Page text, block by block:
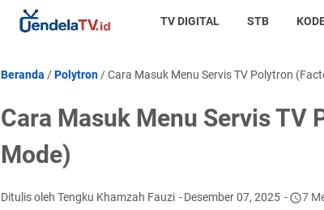
TV DIGITAL STB
Beranda /Polytron /Cara Masuk Menu Servis TV Polytron
Cara Masuk Menu Servis TV
Mode)
Ditulis oleh Tengku Khamzah Fauzi Desember 07, 2025 7